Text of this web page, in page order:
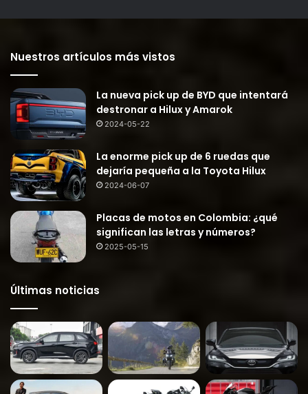
Nuestros artículos más vistos
La nueva pick up de BYD que intentará
destronar a Hilux y Amarok
2024-05-22
La enorme pick up de 6 ruedas que
dejaría pequeña a la Toyota Hilux
2024-06-07
Placas de motos en Colombia: ¿qué
significan las letras y números?
2025-05-15
Últimas noticias